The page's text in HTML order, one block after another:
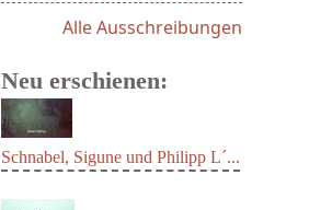
Alle Ausschreibungen
Neu erschienen: